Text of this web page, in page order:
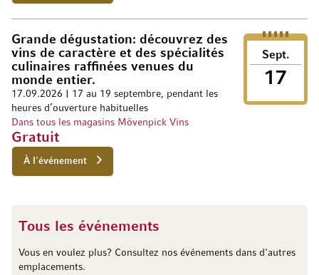
Sept.
17
Grande dégustation: découvrez des
vins de caractère et des spécialités
culinaires raffinées venues du
monde entier.
17.09.2026 | 17 au 19 septembre, pendant les
heures d’ouverture habituelles
Dans tous les magasins Mövenpick Vins
Gratuit
À l'événement
Tous les événements
Vous en voulez plus? Consultez nos événements dans d'autres
emplacements.